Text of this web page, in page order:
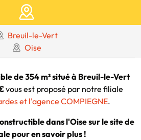
Breuil-le-Vert
Oise
de 354 m² situé à Breuil-le-Vert
vous est proposé par notre filiale
et l'agence COMPIEGNE.
dans l'Oise sur le site de
pour en savoir plus !